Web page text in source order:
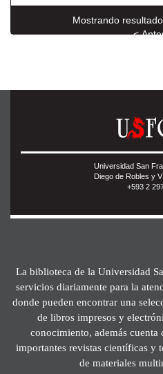
Mostrando
<
Universidad San
Diego de Robles y
+593 2
La biblioteca de la Universidad
servicios diariamente para la
donde pueden encontrar una
de libros impresos y
conocimiento, además cuenta
importantes revistas científicas y
de materiales